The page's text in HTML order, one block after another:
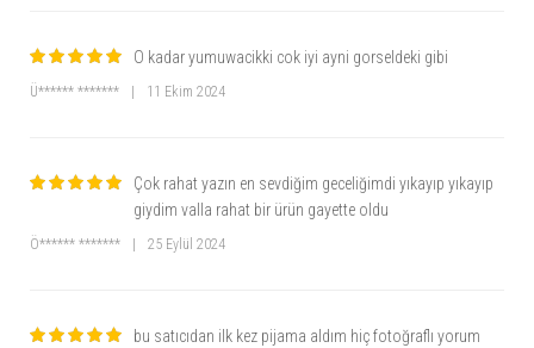
O kadar yumuwacikki cok iyi ayni gorseldeki gibi
Ü****** ******* 11 Ekim 2024
Çok rahat yazın en sevdiğim geceliğimdi yıkayıp yıkayıp
giydim valla rahat bir ürün gayette oldu
Ö****** ******* 25 Eylül 2024
bu satıcıdan ilk kez pijama aldım hiç fotoğraflı yorum